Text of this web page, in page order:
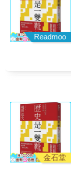
Readmoo
金石堂